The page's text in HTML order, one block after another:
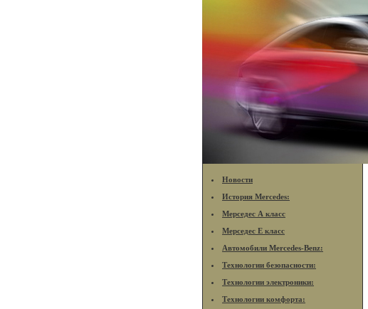
Новости
История Mercedes:
Мерседес А класс
Мерседес Е класс
Автомобили Mercedes-Benz:
Технологии безопасности:
Технологии электроники:
Технологии комфорта: